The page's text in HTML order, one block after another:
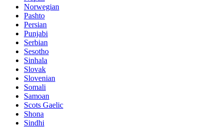
Norwegian
Pashto
Persian
Punjabi
Serbian
Sesotho
Sinhala
Slovak
Slovenian
Somali
Samoan
Scots Gaelic
Shona
Sindhi